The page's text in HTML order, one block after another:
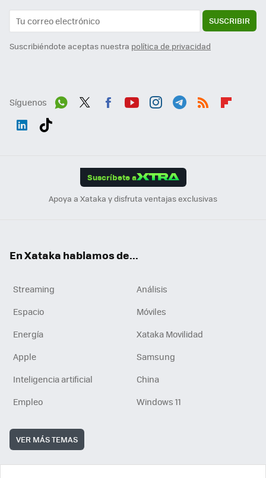
SUSCRIBIR
Suscribiéndote aceptas nuestra política de privacidad
Síguenos
Suscríbete a
Apoya a Xataka y disfruta ventajas exclusivas
En Xataka hablamos de...
Streaming
Análisis
Espacio
Móviles
Energía
Xataka Movilidad
Apple
Samsung
Inteligencia artificial
China
Empleo
Windows 11
VER MÁS TEMAS